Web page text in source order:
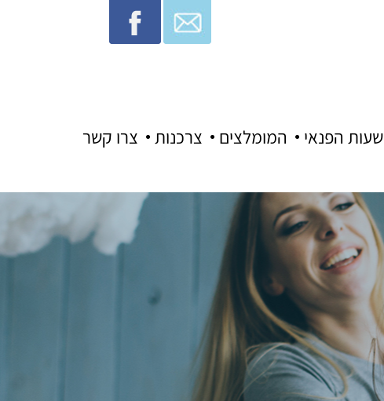
צרו קשר צרכנות המומלצים שעות הפנאי